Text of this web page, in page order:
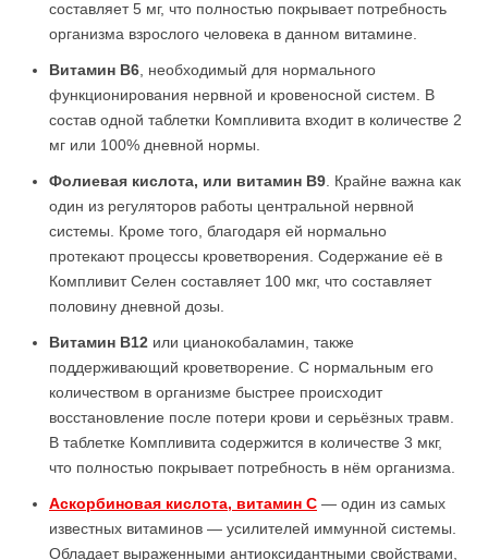
составляет 5 мг, что полностью покрывает потребность
организма взрослого человека в данном витамине.
Витамин В6 , необходимый для нормального
функционирования нервной и кровеносной систем. В
состав одной таблетки Компливита входит в количестве 2
мг или 100% дневной нормы.
Фолиевая кислота, или витамин В9 . Крайне важна как
один из регуляторов работы центральной нервной
системы. Кроме того, благодаря ей нормально
протекают процессы кроветворения. Содержание её в
Компливит Селен составляет 100 мкг, что составляет
половину дневной дозы.
Витамин В12 или цианокобаламин, также
поддерживающий кроветворение. С нормальным его
количеством в организме быстрее происходит
восстановление после потери крови и серьёзных травм.
В таблетке Компливита содержится в количестве 3 мкг,
что полностью покрывает потребность в нём организма.
Аскорбиновая кислота, витамин С — один из самых
известных витаминов — усилителей иммунной системы.
Обладает выраженными антиоксидантными свойствами,